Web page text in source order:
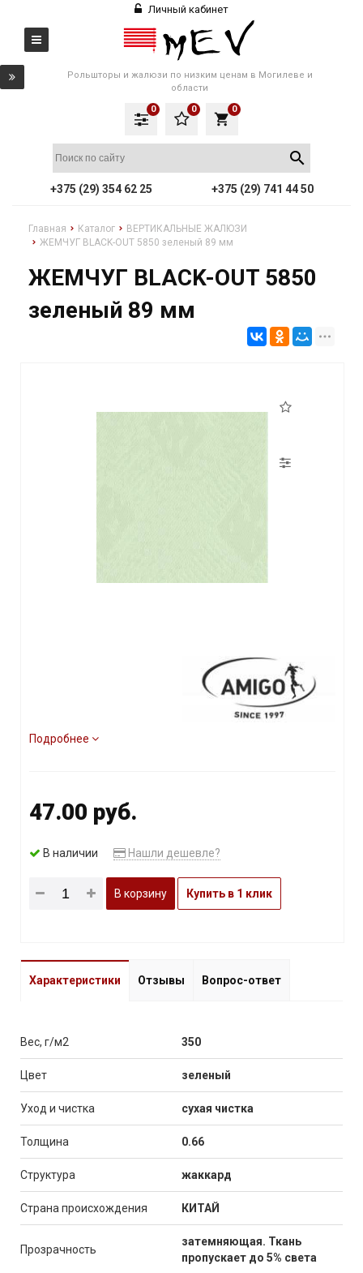
Личный кабинет
Рольшторы и жалюзи по низким ценам в Могилеве и
области
local_grocery_store
0
0
0
+375 (29) 354 62 25 +375 (29) 741 44 50
Главная Каталог
ВЕРТИКАЛЬНЫЕ ЖАЛЮЗИ
ЖЕМЧУГ BLACK-OUT 5850 зеленый 89 мм
ЖЕМЧУГ BLACK-OUT 5850
зеленый 89 мм
Подробнее
47.00 руб.
В наличии Нашли дешевле?
В корзину Купить в 1 клик
Характеристики Отзывы Вопрос-ответ
Вес, г/м2 350
Цвет зеленый
Уход и чистка сухая чистка
Толщина 0.66
Структура жаккард
Страна происхождения КИТАЙ
Прозрачность
затемняющая. Ткань
пропускает до 5% света